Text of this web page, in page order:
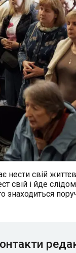
нести свій
свій і йде
знаходиться